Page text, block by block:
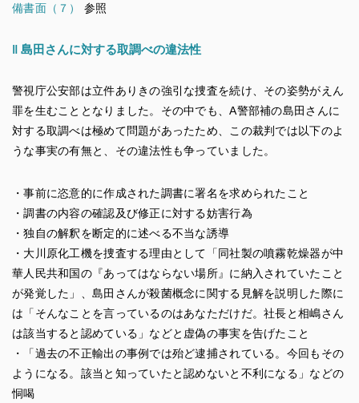
備書面（７）
参照
‖ 島田さんに対する取調べの違法性
警視庁公安部は立件ありきの強引な捜査を続け、その姿勢がえん
罪を生むこととなりました。その中でも、A警部補の島田さんに
対する取調べは極めて問題があったため、この裁判では以下のよ
うな事実の有無と、その違法性も争っていました。
・事前に恣意的に作成された調書に署名を求められたこと
・調書の内容の確認及び修正に対する妨害行為
・独自の解釈を断定的に述べる不当な誘導
・大川原化工機を捜査する理由として「同社製の噴霧乾燥器が中
華人民共和国の『あってはならない場所』に納入されていたこと
が発覚した」、島田さんが殺菌概念に関する見解を説明した際に
は「そんなことを言っているのはあなただけだ。社長と相嶋さん
は該当すると認めている」などと虚偽の事実を告げたこと
・「過去の不正輸出の事例では殆ど逮捕されている。今回もその
ようになる。該当と知っていたと認めないと不利になる」などの
恫喝